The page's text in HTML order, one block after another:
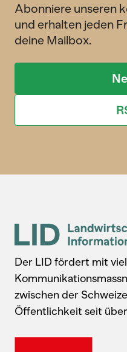
Abonniere unseren
und erhalten jeden
deine Mailbox.
Der LID fördert mit
zwischen der
Öffentlichkeit seit